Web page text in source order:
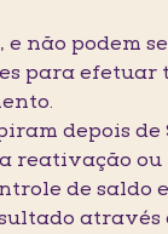
e não
para
depois
reativação
de saldo